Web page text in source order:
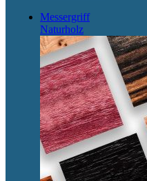
Messergriff
Naturholz